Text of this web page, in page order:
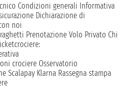
Condizioni generali Informativa
Dichiarazione di
noi
Prenotazione Volo Privato Chi
crociere Osservatorio
Scalapay Klarna Rassegna stampa